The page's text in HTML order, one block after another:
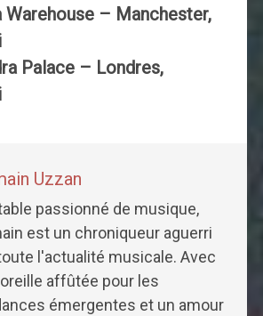
– Manchester,
Palace – Londres,
Uzzan
passionné de musique,
est un chroniqueur aguerri
l'actualité musicale. Avec
affûtée pour les
émergentes et un amour